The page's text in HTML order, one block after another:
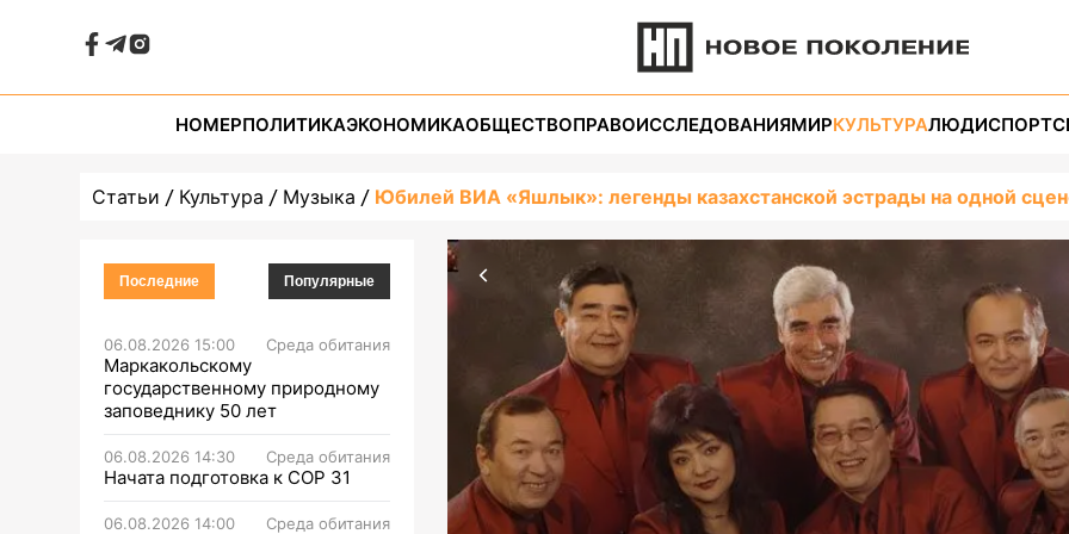
НОМЕРПОЛИТИКАЭКОНОМИКАОБЩЕСТВОПРАВОИССЛЕДОВАНИЯМИРКУЛЬТУРАЛЮДИСПОРТ
Статьи Культура Музыка Юбилей ВИА «Яшлык»: легенды казахстанской эстрады на одной
Последние Популярные
06.08.2026 15:00 Среда обитания
Маркакольскому
государственному природному
заповеднику 50 лет
06.08.2026 14:30 Среда обитания
Начата подготовка к СОР 31
06.08.2026 14:00 Среда обитания